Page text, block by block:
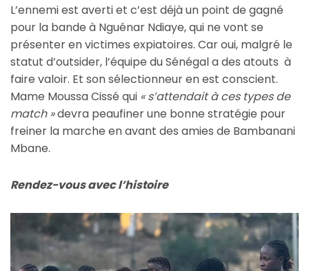
L’ennemi est averti et c’est déjà un point de gagné
pour la bande à Nguénar Ndiaye, qui ne vont se
présenter en victimes expiatoires. Car oui, malgré le
statut d’outsider, l’équipe du Sénégal a des atouts à
faire valoir. Et son sélectionneur en est conscient.
Mame Moussa Cissé qui « s’attendait à ces types de
match »devra peaufiner une bonne stratégie pour
freiner la marche en avant des amies de Bambanani
Mbane.
Rendez-vous avec l’histoire